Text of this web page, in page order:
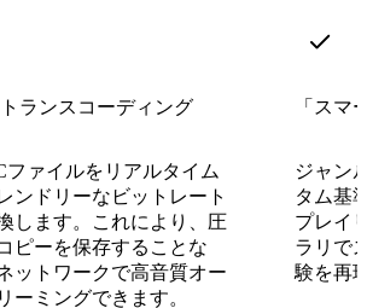
ランスコーディング
ファイルをリアルタイム
ンドリーなビットレート
します。これにより、圧
ピーを保存することな
ットワークで高音質オー
ーミングできます。
「スマ
ジャン
タム基
プレイ
ラリで
験を再